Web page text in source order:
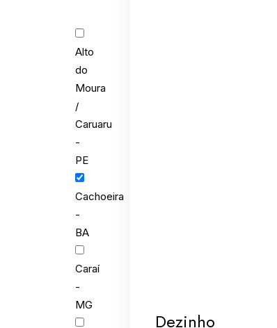
Alto
do
Moura
/
Caruaru
-
PE
Cachoeira
-
BA
Caraí
-
MG
Dezinho